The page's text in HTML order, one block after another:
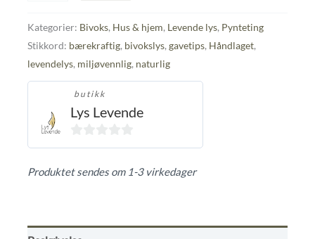
Kategorier: Bivoks, Hus & hjem, Levende lys, Pynteting
Stikkord: bærekraftig, bivokslys, gavetips, Håndlaget,
levendelys, miljøvennlig, naturlig
butikk
Lys Levende
0
Produktet sendes om 1-3 virkedager